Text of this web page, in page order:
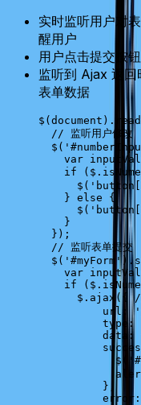
实时监听用户对
醒用户
用户点击提交按
监听到 Ajax 返回
表单数据
$ ( document ).
  // 监听用户修改
  $
(
    var
    if
( $ .
      $
(
    }
else {
      $
(
    }
  });
  // 监听表单提交
  $
( '#myForm').
    var
    if
( $ .
      $
. ajax ({
          url
:
          type
:
          data
:
            $
          },
          error
: